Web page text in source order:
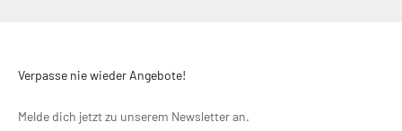
Verpasse nie wieder Angebote!
Melde dich jetzt zu unserem Newsletter an.